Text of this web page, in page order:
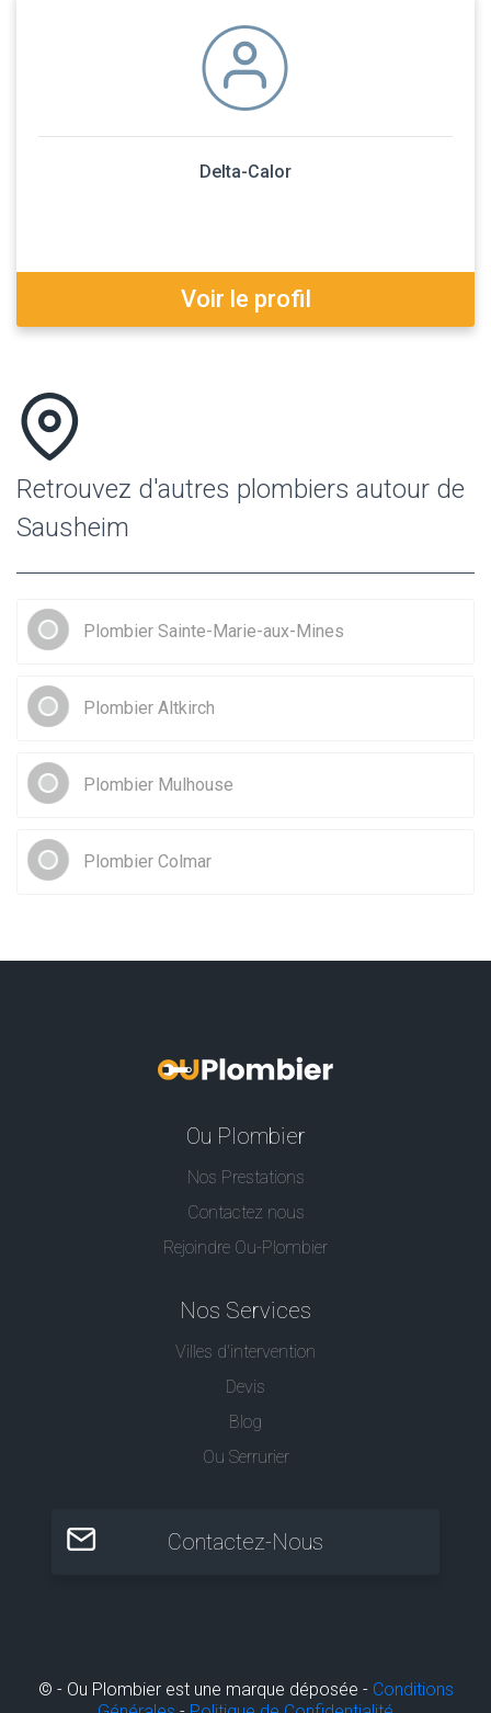
Delta-Calor
Voir le profil
Retrouvez d'autres plombiers autour de
Sausheim
Plombier Sainte-Marie-aux-Mines
Plombier Altkirch
Plombier Mulhouse
Plombier Colmar
Ou Plombier
Nos Prestations
Contactez nous
Rejoindre Ou-Plombier
Nos Services
Villes d'intervention
Devis
Blog
Ou Serrurier
Contactez-Nous
© - Ou Plombier est une marque déposée - Conditions